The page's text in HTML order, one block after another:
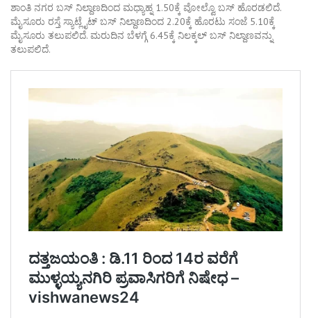
ಶಾಂತಿ ನಗರ ಬಸ್ ನಿಲ್ದಾಣದಿಂದ ಮಧ್ಯಾಹ್ನ 1.50ಕ್ಕೆ ವೋಲ್ವೊ ಬಸ್ ಹೊರಡಲಿದೆ.
ಮೈಸೂರು ರಸ್ತೆ ಸ್ಯಾಟ್ಲೈಟ್ ಬಸ್ ನಿಲ್ದಾಣದಿಂದ 2.20ಕ್ಕೆ ಹೊರಟು ಸಂಜೆ 5.10ಕ್ಕೆ
ಮೈಸೂರು ತಲುಪಲಿದೆ. ಮರುದಿನ ಬೆಳಗ್ಗೆ 6.45ಕ್ಕೆ ನಿಲಕ್ಕಲ್ ಬಸ್ ನಿಲ್ದಾಣವನ್ನು
ತಲುಪಲಿದೆ.